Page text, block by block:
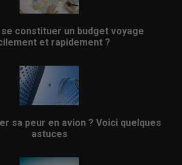
constituer un budget voyage
et rapidement ?
sa peur en avion ? Voici quelques
astuces